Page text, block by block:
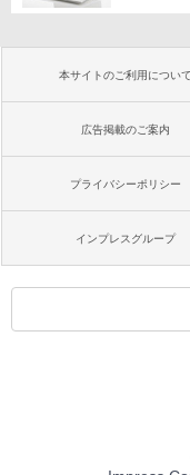
本サイトのご利用について
広告掲載のご案内
プライバシーポリシー
インプレスグループ